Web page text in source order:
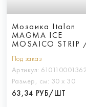
Мозаика Italon
MAGMA ICE
MOSAICO STRIP
Под заказ
Артикул: 610110001362
Размер, см: 30 х 30
63,34 РУБ/ШТ